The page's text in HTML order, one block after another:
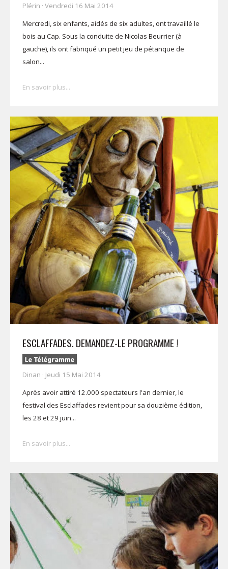
Plérin · Vendredi 16 Mai 2014
Mercredi, six enfants, aidés de six adultes, ont travaillé le
bois au Cap. Sous la conduite de Nicolas Beurrier (à
gauche), ils ont fabriqué un petit jeu de pétanque de
salon...
En savoir plus...
ESCLAFFADES. DEMANDEZ-LE PROGRAMME !
Dinan · Jeudi 15 Mai 2014
Après avoir attiré 12.000 spectateurs l'an dernier, le
festival des Esclaffades revient pour sa douzième édition,
les 28 et 29 juin...
En savoir plus...